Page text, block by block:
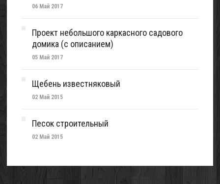
06 Май 2017
Проект небольшого каркасного садового
домика (с описанием)
05 Май 2017
Щебень известняковый
02 Май 2015
Песок строительный
02 Май 2015